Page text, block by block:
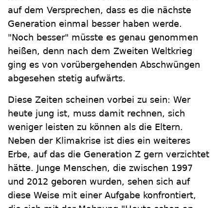
auf dem Versprechen, dass es die nächste
Generation einmal besser haben werde.
"Noch besser" müsste es genau genommen
heißen, denn nach dem Zweiten Weltkrieg
ging es von vorübergehenden Abschwüngen
abgesehen stetig aufwärts.
Diese Zeiten scheinen vorbei zu sein: Wer
heute jung ist, muss damit rechnen, sich
weniger leisten zu können als die Eltern.
Neben der Klimakrise ist dies ein weiteres
Erbe, auf das die Generation Z gern verzichtet
hätte. Junge Menschen, die zwischen 1997
und 2012 geboren wurden, sehen sich auf
diese Weise mit einer Aufgabe konfrontiert,